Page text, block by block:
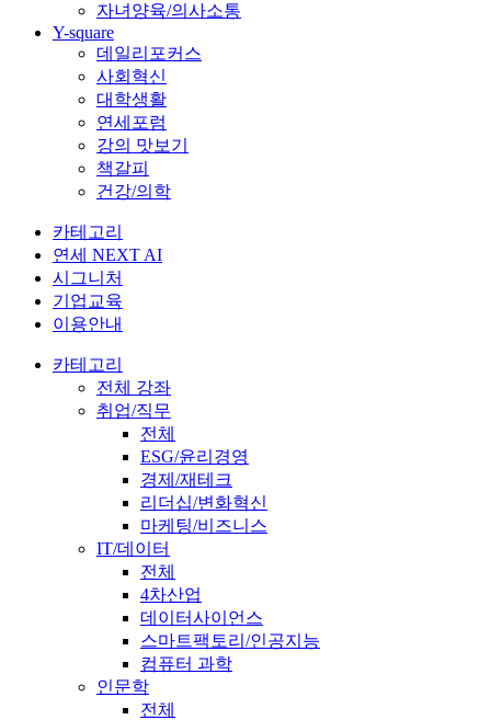
자녀양육/의사소통
Y-square
데일리포커스
사회혁신
대학생활
연세포럼
강의 맛보기
책갈피
건강/의학
카테고리
연세 NEXT AI
시그니처
기업교육
이용안내
카테고리
전체 강좌
취업/직무
전체
ESG/윤리경영
경제/재테크
리더십/변화혁신
마케팅/비즈니스
IT/데이터
전체
4차산업
데이터사이언스
스마트팩토리/인공지능
컴퓨터 과학
인문학
전체